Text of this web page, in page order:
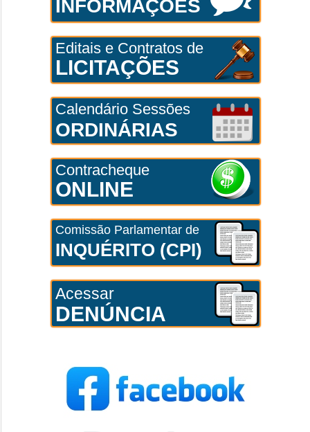
INFORMAÇÕES
Editais e Contratos de
LICITAÇÕES
Calendário Sessões
ORDINÁRIAS
Contracheque
ONLINE
Comissão Parlamentar de
INQUÉRITO (CPI)
Acessar
DENÚNCIA